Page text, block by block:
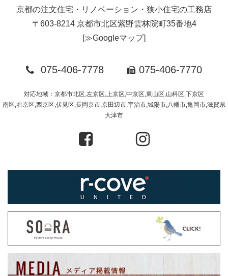
京都の注文住宅・リノベーション・狭小住宅の工務店
〒603-8214 京都市北区紫野雲林院町35番地4
[≫Googleマップ]
075-406-7778 075-406-7770
対応地域：京都市北区,左京区,上京区,中京区,東山区,山科区,下京区
南区,右京区,西京区,伏見区,長岡京市,京田辺市,宇治市,城陽市,八幡市,亀岡市,滋賀県
大津市